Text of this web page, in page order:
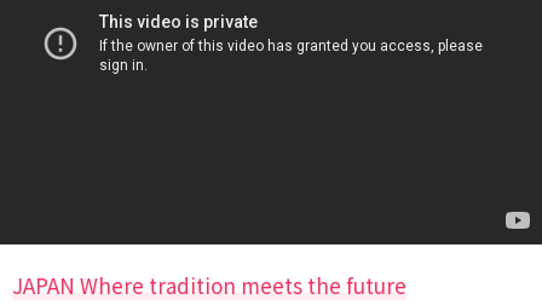
JAPAN Where tradition meets the future